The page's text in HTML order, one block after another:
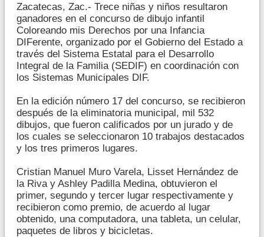
Zacatecas, Zac.- Trece niñas y niños resultaron
ganadores en el concurso de dibujo infantil
Coloreando mis Derechos por una Infancia
DIFerente, organizado por el Gobierno del Estado a
través del Sistema Estatal para el Desarrollo
Integral de la Familia (SEDIF) en coordinación con
los Sistemas Municipales DIF.
En la edición número 17 del concurso, se recibieron
después de la eliminatoria municipal, mil 532
dibujos, que fueron calificados por un jurado y de
los cuales se seleccionaron 10 trabajos destacados
y los tres primeros lugares.
Cristian Manuel Muro Varela, Lisset Hernández de
la Riva y Ashley Padilla Medina, obtuvieron el
primer, segundo y tercer lugar respectivamente y
recibieron como premio, de acuerdo al lugar
obtenido, una computadora, una tableta, un celular,
paquetes de libros y bicicletas.